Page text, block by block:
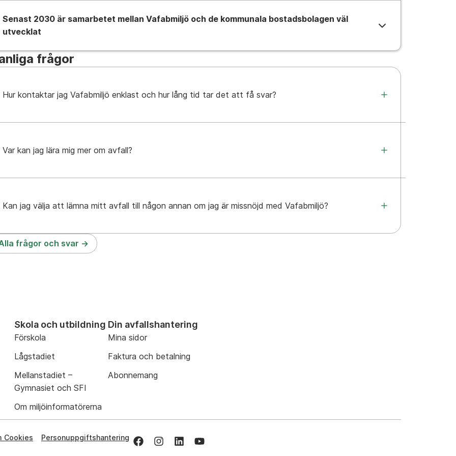
Senast 2030 är samarbetet mellan Vafabmiljö och de kommunala bostadsbolagen väl
utvecklat
frågor
Hur kontaktar jag Vafabmiljö enklast och hur lång tid tar det att få svar?
Var kan jag lära mig mer om avfall?
Kan jag välja att lämna mitt avfall till någon annan om jag är missnöjd med Vafabmiljö?
frågor och svar
Skola och utbildning
Förskola
Lågstadiet
Mellanstadiet –
Gymnasiet och SFI
Om miljöinformatörerna
Din avfallshantering
Mina sidor
Faktura och betalning
Abonnemang
Cookies Personuppgiftshantering